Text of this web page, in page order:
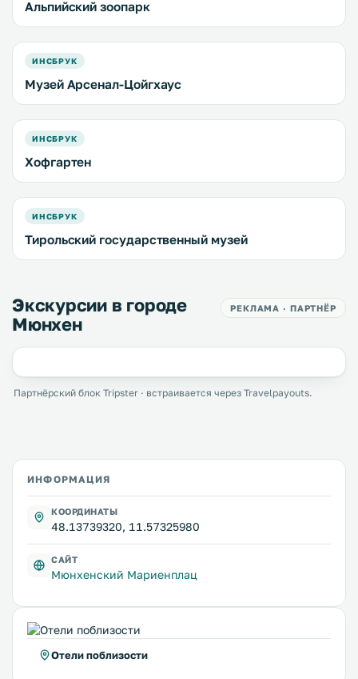
Альпийский зоопарк
ИНСБРУК
Музей Арсенал-Цойгхаус
ИНСБРУК
Хофгартен
ИНСБРУК
Тирольский государственный музей
Экскурсии в городе
Мюнхен
РЕКЛАМА · ПАРТНЁР
Партнёрский блок Tripster · встраивается через Travelpayouts.
ИНФОРМАЦИЯ
КООРДИНАТЫ
48.13739320, 11.57325980
САЙТ
Мюнхенский Мариенплац
Отели поблизости